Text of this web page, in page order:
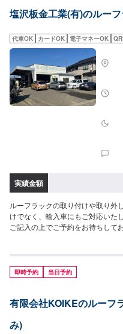
塩沢板金工業(有)のルー
代車OK カードOK 電子マネーOK
実績金額
ルーフラックの取り付けや取り外
けでなく、輸入車にもご対応いた
ご記入の上でご予約をお待ちして
即時予約 当日予約
有限会社KOIKEのルーフ
み)